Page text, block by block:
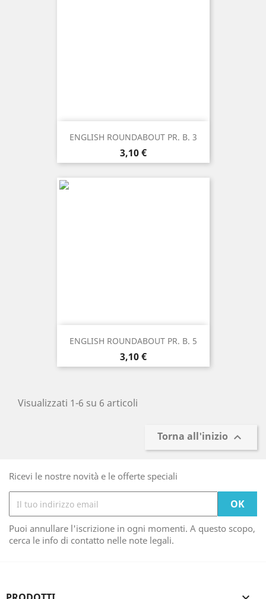
ENGLISH ROUNDABOUT PR. B. 3
Prezzo
3,10 €
ENGLISH ROUNDABOUT PR. B. 5
Prezzo
3,10 €
Visualizzati 1-6 su 6 articoli
Torna all'inizio 
Ricevi le nostre novità e le offerte speciali
Puoi annullare l'iscrizione in ogni momenti. A questo scopo,
cerca le info di contatto nelle note legali.